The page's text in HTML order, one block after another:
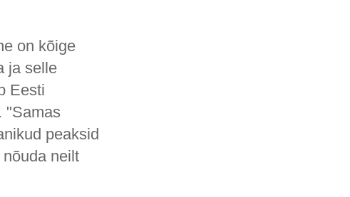
on kõige
ja selle
Eesti
"Samas
peaksid
neilt